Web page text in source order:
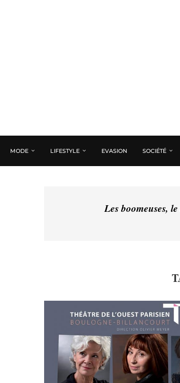
MODE LIFESTYLE EVASION SOCIÉTÉ
Les boomeuses,